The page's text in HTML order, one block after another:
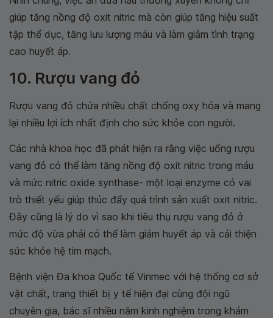
giúp tăng nồng độ oxit nitric mà còn giúp tăng hiệu suất
tập thể dục, tăng lưu lượng máu và làm giảm tình trạng
cao huyết áp.
10. Rượu vang đỏ
Rượu vang đỏ chứa nhiều chất chống oxy hóa và mang
lại nhiều lợi ích nhất định cho sức khỏe con người.
Các nhà khoa học đã phát hiện ra rằng việc uống rượu
vang đỏ có thể làm tăng nồng độ oxit nitric trong máu
và mức nitric oxide synthase- một loại enzyme có vai
trò thiết yếu giúp thúc đẩy quá trình sản xuất oxit nitric.
Đây cũng là lý do vì sao khi tiêu thụ rượu vang đỏ ở
mức độ vừa phải có thể làm giảm huyết áp và cải thiện
sức khỏe hệ tim mạch.
Bệnh viện Đa khoa Quốc tế Vinmec với hệ thống cơ sở
vật chất, trang thiết bị y tế hiện đại cùng đội ngũ
chuyên gia, bác sĩ nhiều năm kinh nghiệm trong khám